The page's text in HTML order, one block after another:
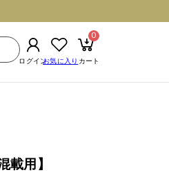
0
載用】